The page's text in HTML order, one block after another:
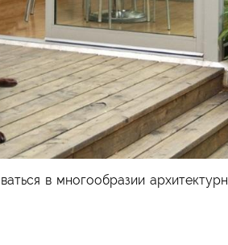
в многообразии